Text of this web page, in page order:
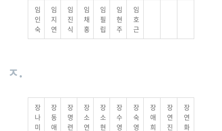
임
인
숙
임
지
연
임
진
식
임
채
홍
임
필
립
임
현
주
임
호
근
ㅈ.
장
나
미
장
동
애
장
명
련
장
소
연
장
소
현
장
수
영
장
숙
영
장
애
희
장
연
진
장
연
화